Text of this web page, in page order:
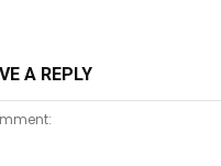
A REPLY